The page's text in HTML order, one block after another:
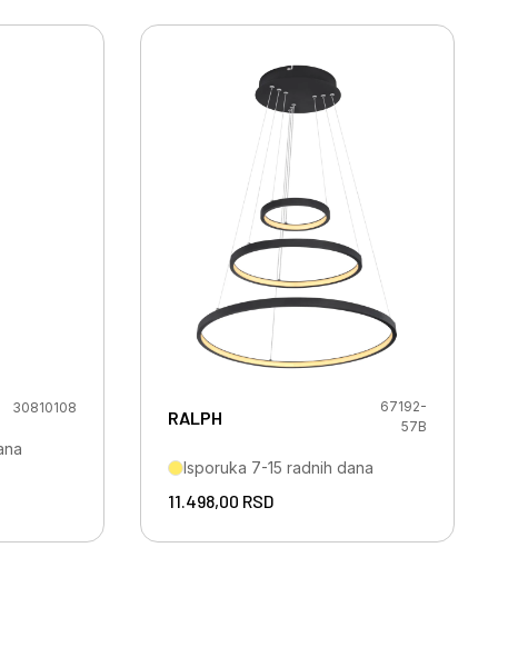
30810108 RALPH
67192-
57B
Isporuka 7-15 radnih dana
11.498,00 RSD